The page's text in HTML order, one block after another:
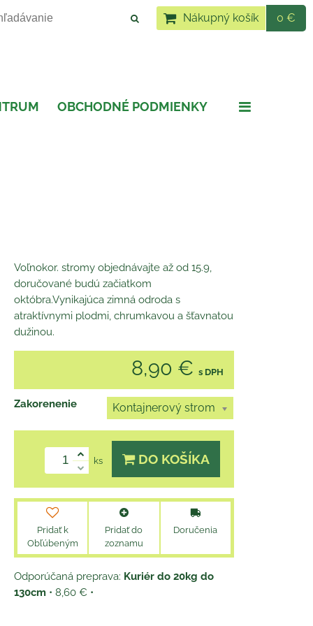
Nákupný košík 0 €
OBCHODNÉ PODMIENKY
Voľnokor. stromy objednávajte až od 15.9,
doručované budú začiatkom
októbra.Vynikajúca zimná odroda s
atraktívnymi plodmi, chrumkavou a šťavnatou
dužinou.
8,90 € s DPH
Zakorenenie Kontajnerový strom
ks DO KOŠÍKA
Pridať k
Obľúbeným
Pridať do
zoznamu
Doručenia
Kuriér do 20kg do
130cm • 8,60 € •